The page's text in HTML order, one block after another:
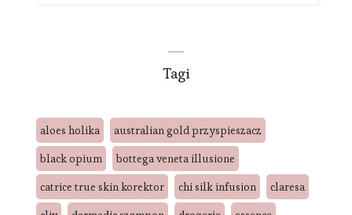
Tagi
aloes holika
australian gold przyspieszacz
black opium
bottega veneta illusione
catrice true skin korektor
chi silk infusion
claresa